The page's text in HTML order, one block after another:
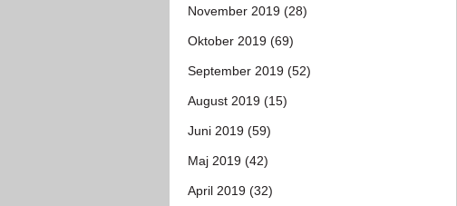
November 2019 (28)
Oktober 2019 (69)
September 2019 (52)
August 2019 (15)
Juni 2019 (59)
Maj 2019 (42)
April 2019 (32)